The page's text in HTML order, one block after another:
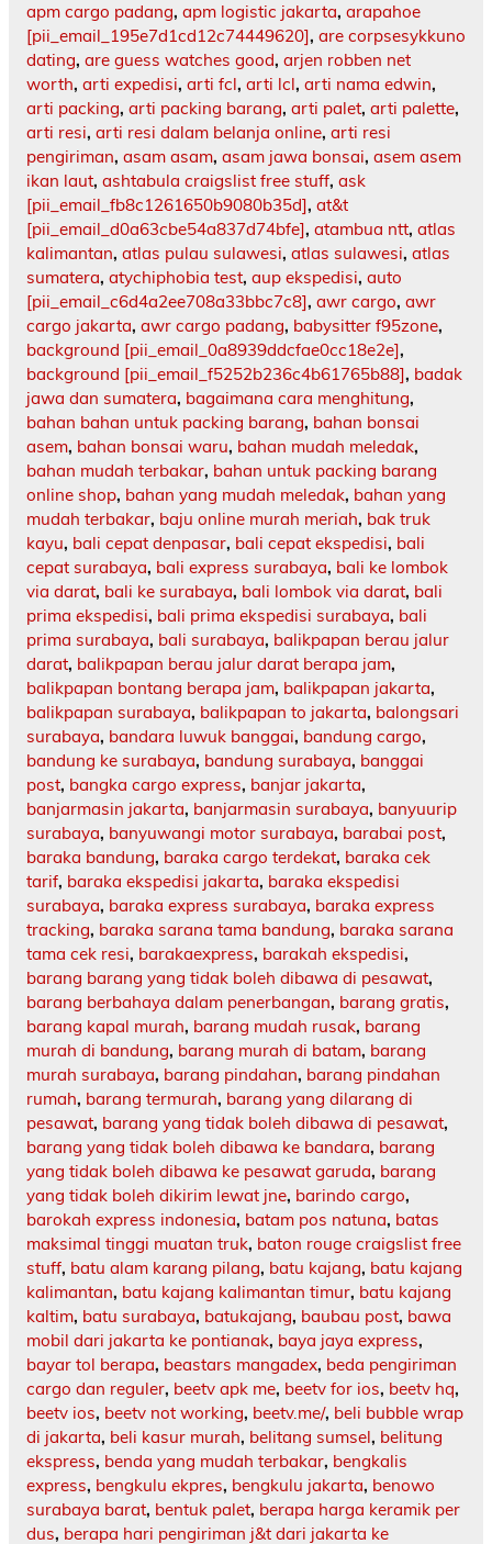
apm cargo padang, apm logistic jakarta, arapahoe
[pii_email_195e7d1cd12c74449620], are corpsesykkuno
dating, are guess watches good, arjen robben net
worth, arti expedisi, arti fcl, arti lcl, arti nama edwin,
arti packing, arti packing barang, arti palet, arti palette,
arti resi, arti resi dalam belanja online, arti resi
pengiriman, asam asam, asam jawa bonsai, asem asem
ikan laut, ashtabula craigslist free stuff, ask
[pii_email_fb8c1261650b9080b35d], at&t
[pii_email_d0a63cbe54a837d74bfe], atambua ntt, atlas
kalimantan, atlas pulau sulawesi, atlas sulawesi, atlas
sumatera, atychiphobia test, aup ekspedisi, auto
[pii_email_c6d4a2ee708a33bbc7c8], awr cargo, awr
cargo jakarta, awr cargo padang, babysitter f95zone,
background [pii_email_0a8939ddcfae0cc18e2e],
background [pii_email_f5252b236c4b61765b88], badak
jawa dan sumatera, bagaimana cara menghitung,
bahan bahan untuk packing barang, bahan bonsai
asem, bahan bonsai waru, bahan mudah meledak,
bahan mudah terbakar, bahan untuk packing barang
online shop, bahan yang mudah meledak, bahan yang
mudah terbakar, baju online murah meriah, bak truk
kayu, bali cepat denpasar, bali cepat ekspedisi, bali
cepat surabaya, bali express surabaya, bali ke lombok
via darat, bali ke surabaya, bali lombok via darat, bali
prima ekspedisi, bali prima ekspedisi surabaya, bali
prima surabaya, bali surabaya, balikpapan berau jalur
darat, balikpapan berau jalur darat berapa jam,
balikpapan bontang berapa jam, balikpapan jakarta,
balikpapan surabaya, balikpapan to jakarta, balongsari
surabaya, bandara luwuk banggai, bandung cargo,
bandung ke surabaya, bandung surabaya, banggai
post, bangka cargo express, banjar jakarta,
banjarmasin jakarta, banjarmasin surabaya, banyuurip
surabaya, banyuwangi motor surabaya, barabai post,
baraka bandung, baraka cargo terdekat, baraka cek
tarif, baraka ekspedisi jakarta, baraka ekspedisi
surabaya, baraka express surabaya, baraka express
tracking, baraka sarana tama bandung, baraka sarana
tama cek resi, barakaexpress, barakah ekspedisi,
barang barang yang tidak boleh dibawa di pesawat,
barang berbahaya dalam penerbangan, barang gratis,
barang kapal murah, barang mudah rusak, barang
murah di bandung, barang murah di batam, barang
murah surabaya, barang pindahan, barang pindahan
rumah, barang termurah, barang yang dilarang di
pesawat, barang yang tidak boleh dibawa di pesawat,
barang yang tidak boleh dibawa ke bandara, barang
yang tidak boleh dibawa ke pesawat garuda, barang
yang tidak boleh dikirim lewat jne, barindo cargo,
barokah express indonesia, batam pos natuna, batas
maksimal tinggi muatan truk, baton rouge craigslist free
stuff, batu alam karang pilang, batu kajang, batu kajang
kalimantan, batu kajang kalimantan timur, batu kajang
kaltim, batu surabaya, batukajang, baubau post, bawa
mobil dari jakarta ke pontianak, baya jaya express,
bayar tol berapa, beastars mangadex, beda pengiriman
cargo dan reguler, beetv apk me, beetv for ios, beetv hq,
beetv ios, beetv not working, beetv.me/, beli bubble wrap
di jakarta, beli kasur murah, belitang sumsel, belitung
ekspress, benda yang mudah terbakar, bengkalis
express, bengkulu ekpres, bengkulu jakarta, benowo
surabaya barat, bentuk palet, berapa harga keramik per
dus, berapa hari pengiriman j&t dari jakarta ke